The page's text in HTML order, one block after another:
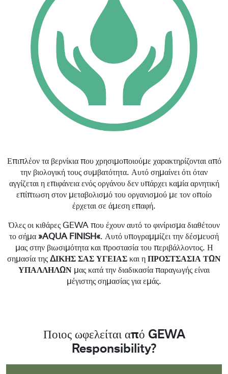
Επιπλέον τα βερνίκια που χρησιμοποιούμε χαρακτηρίζονται από
την βιολογική τους συμβατότητα. Αυτό σημαίνει ότι όταν
αγγίζεται η επιφάνεια ενός οργάνου δεν υπάρχει καμία αρνητική
επίπτωση στον μεταβολισμό του οργανισμού με τον οποίο
έρχεται σε άμεση επαφή.
Όλες οι κιθάρες GEWA που έχουν αυτό το φινίρισμα διαθέτουν
το σήμα »AQUA FINISH«. Αυτό υπογραμμίζει την δέσμευσή
μας στην βιωσιμότητα και προστασία του περιβάλλοντος. Η
σημασία της ΔΙΚΗΣ ΣΑΣ ΥΓΕΙΑΣ και η ΠΡΟΣΤΣΑΣΙΑ ΤΩΝ
ΥΠΑΛΛΗΛΩΝ μας κατά την διαδικασία παραγωγής είναι
μέγιστης σημασίας για εμάς.
Ποιος ωφελείται από GEWA
Responsibility?